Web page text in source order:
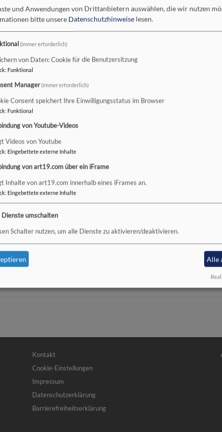
für die
Diakon Maximilian Hubmann ist
Leiter des Kirchengemeindeamts
Häufig sind die Büros der Leitungspersonen in Firmen und
Hubmann dagegen residiert – derzeit noch – in einem
Kirchengemeindeamts in der Friedenstraße Schweinfurt,
mit
Fußbereichsmenü
Kontakt
Cookie-Einstellungen
Impressum
Datenschutzerklärung
Barrierefreiheitserklärung
und Anwendungen von Drittanbietern auswählen, die wir nutzen
bitte unsere Datenschutzhinweise lesen.
(immer erforderlich)
von Daten: Cookie für die Benutzersitzung
: Funktional
Manager(immer erforderlich)
Consent speichert Ihre Einwilligungsstatus im Browser
: Funktional
von Youtube-Videos
Videos von Youtube
: Eingebettete externe Inhalte
von art19.com über ein iFrame
Inhalte von art19.com innerhalb eines iFrames an.
: Eingebettete externe Inhalte
Dienste umschalten
Schalter nutzen, um alle Dienste zu aktivieren/deaktivieren.
Alle